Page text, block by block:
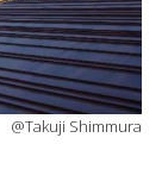
@Takuji Shimmura